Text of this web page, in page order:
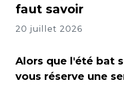
faut savoir
20 juillet 2026
Alors que l'été bat
vous réserve une